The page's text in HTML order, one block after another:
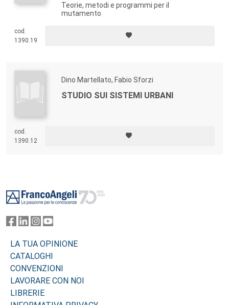
Teorie, metodi e programmi per il
mutamento
cod.
1390.19
Dino Martellato, Fabio Sforzi
STUDIO SUI SISTEMI URBANI
cod.
1390.12
LA TUA OPINIONE
CATALOGHI
CONVENZIONI
LAVORARE CON NOI
LIBRERIE